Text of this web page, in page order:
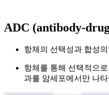
ADC (antibody-
항체의 선택성과 합성
항체를 통해 선택적으
과를 암세포에서만 나타